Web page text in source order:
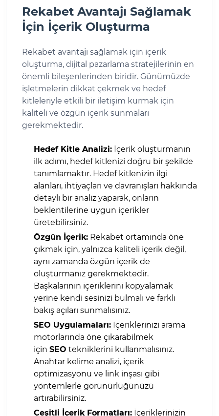
Rekabet Avantajı Sağlamak
İçin İçerik Oluşturma
Rekabet avantajı sağlamak için içerik
oluşturma, dijital pazarlama stratejilerinin en
önemli bileşenlerinden biridir. Günümüzde
işletmelerin dikkat çekmek ve hedef
kitleleriyle etkili bir iletişim kurmak için
kaliteli ve özgün içerik sunmaları
gerekmektedir.
Hedef Kitle Analizi: İçerik oluşturmanın
ilk adımı, hedef kitlenizi doğru bir şekilde
tanımlamaktır. Hedef kitlenizin ilgi
alanları, ihtiyaçları ve davranışları hakkında
detaylı bir analiz yaparak, onların
beklentilerine uygun içerikler
üretebilirsiniz.
Özgün İçerik: Rekabet ortamında öne
çıkmak için, yalnızca kaliteli içerik değil,
aynı zamanda özgün içerik de
oluşturmanız gerekmektedir.
Başkalarının içeriklerini kopyalamak
yerine kendi sesinizi bulmalı ve farklı
bakış açıları sunmalısınız.
SEO Uygulamaları: İçeriklerinizi arama
motorlarında öne çıkarabilmek
için SEO tekniklerini kullanmalısınız.
Anahtar kelime analizi, içerik
optimizasyonu ve link inşası gibi
yöntemlerle görünürlüğünüzü
artırabilirsiniz.
Çeşitli İçerik Formatları: İçeriklerinizin